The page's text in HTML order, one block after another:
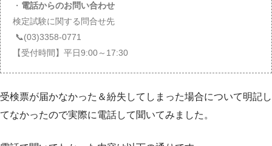
・ 電話からのお問い合わせ
検定試験に関する問合せ先
📞(03)3358-0771
【受付時間】平日9:00～17:30
受検票が届かなかった＆紛失してしまった場合について明記し
てなかったので実際に電話して聞いてみました。